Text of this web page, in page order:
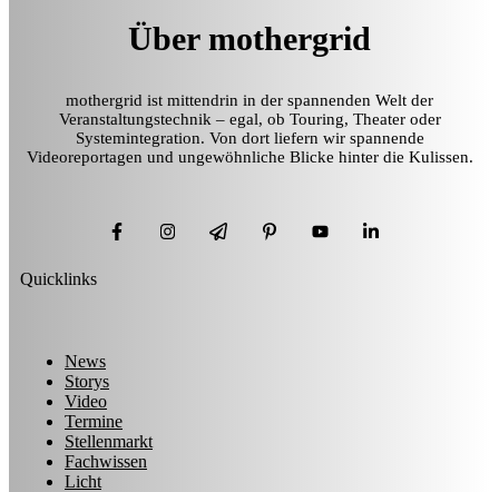
Über mothergrid
mothergrid ist mittendrin in der spannenden Welt der
Veranstaltungstechnik – egal, ob Touring, Theater oder
Systemintegration. Von dort liefern wir spannende
Videoreportagen und ungewöhnliche Blicke hinter die Kulissen.
Quicklinks
News
Storys
Video
Termine
Stellenmarkt
Fachwissen
Licht